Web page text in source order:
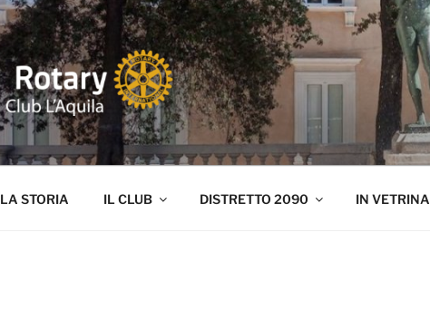
ROTARY L'AQUILA
Distretto 2090 ITALIA Abruzzo-Marche-Molise-Umbria
LA STORIA IL CLUB DISTRETTO 2090 IN VETRINA